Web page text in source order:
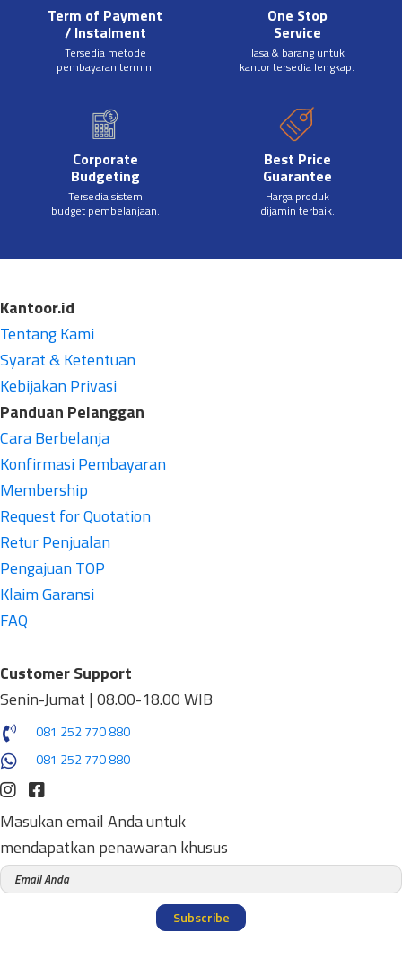
Term of Payment
/ Instalment
Tersedia metode
pembayaran termin.
One Stop
Service
Jasa & barang untuk
kantor tersedia lengkap.
Corporate
Budgeting
Tersedia sistem
budget pembelanjaan.
Best Price
Guarantee
Harga produk
dijamin terbaik.
Kantoor.id
Tentang Kami
Syarat & Ketentuan
Kebijakan Privasi
Panduan Pelanggan
Cara Berbelanja
Konfirmasi Pembayaran
Membership
Request for Quotation
Retur Penjualan
Pengajuan TOP
Klaim Garansi
FAQ
Customer Support
Senin-Jumat | 08.00-18.00 WIB
081 252 770 880
081 252 770 880
Masukan email Anda untuk
mendapatkan penawaran khusus
Subscribe